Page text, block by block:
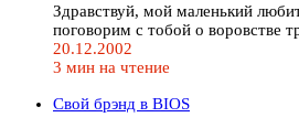
Здравствуй, мой маленький
поговорим с тобой о воровстве
20.12.2002
3 мин на чтение
Свой брэнд в BIOS